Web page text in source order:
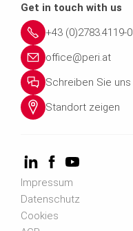
Get in touch with us
+43 (0)2783.4119-0
office@peri.at
Schreiben Sie uns
Standort zeigen
Impressum
Datenschutz
Cookies